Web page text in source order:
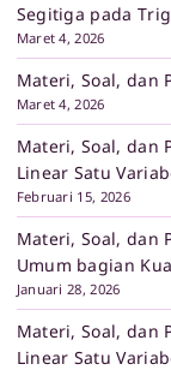
Segitiga pada
Maret 4, 2026
Materi, Soal, dan
Maret 4, 2026
Materi, Soal, dan
Linear Satu
Februari 15, 2026
Materi, Soal, dan
Umum bagian
Januari 28, 2026
Materi, Soal, dan
Linear Satu